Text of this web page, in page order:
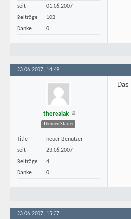
seit
01.06.2007
Beiträge
102
Danke
0
23.06.2007, 14:49
therealak
Themen Starter
Title
neuer Benutzer
seit
23.06.2007
Beiträge
4
Danke
0
Das
23.06.2007, 15:37